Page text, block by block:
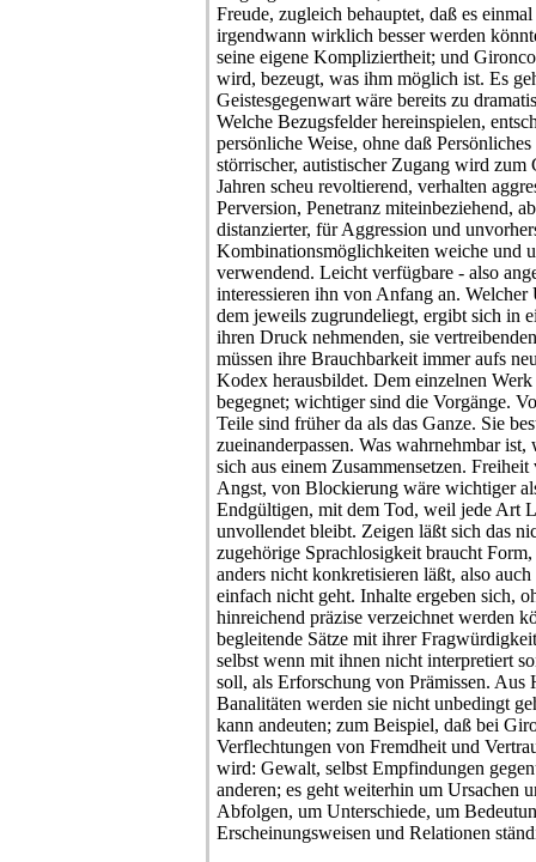
Freude, zugleich behauptet, daß es
irgendwann wirklich besser werden
seine eigene Kompliziertheit; und
wird, bezeugt, was ihm möglich ist. Es
Geistesgegenwart wäre bereits zu
Welche Bezugsfelder hereinspielen,
persönliche Weise, ohne daß
störrischer, autistischer Zugang wird zum
Jahren scheu revoltierend, verhalten
Perversion, Penetranz miteinbeziehend,
distanzierter, für Aggression und
Kombinationsmöglichkeiten weiche und
verwendend. Leicht verfügbare - also
interessieren ihn von Anfang an. Welcher
dem jeweils zugrundeliegt, ergibt sich in
ihren Druck nehmenden, sie
müssen ihre Brauchbarkeit immer aufs
Kodex herausbildet. Dem einzelnen
begegnet; wichtiger sind die Vorgänge.
Teile sind früher da als das Ganze. Sie
zueinanderpassen. Was wahrnehmbar
sich aus einem Zusammensetzen.
Angst, von Blockierung wäre wichtiger
Endgültigen, mit dem Tod, weil jede Art
unvollendet bleibt. Zeigen läßt sich das
zugehörige Sprachlosigkeit braucht
anders nicht konkretisieren läßt, also
einfach nicht geht. Inhalte ergeben sich,
hinreichend präzise verzeichnet werden
begleitende Sätze mit ihrer
selbst wenn mit ihnen nicht interpretiert
soll, als Erforschung von Prämissen. Aus
Banalitäten werden sie nicht unbedingt
kann andeuten; zum Beispiel, daß bei
Verflechtungen von Fremdheit und
wird: Gewalt, selbst Empfindungen
anderen; es geht weiterhin um Ursachen
Abfolgen, um Unterschiede, um
Erscheinungsweisen und Relationen